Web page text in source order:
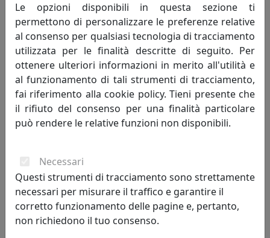
L’azienda, che ha mosso i suoi primi passi nel 2000, oggi
gode sul mercato di una ben precisa ed affermata
posizione, riconoscibile per la sua originalità, costante
innovazione, dinamicità del suo staff, accurato servizio
offerto ai suoi clienti, efficienza e rapidità nella
consegna e al tempestivo servizio di post-vendita. Tutti
ingredienti che hanno fatto di Evviva un marchio
vincente.
cucina cosi come negli altri angoli della casa: le nostre
proposte si rinnovano di anno in anno con nuove ed
esclusive forme dedicate al complemento della tavola,
agli spazi living senza dimenticare gli esterni ed i
momenti conviviali da vivere insieme. Ogni forma,
Le opzioni disponibili in questa sezione ti
permettono di personalizzare le preferenze relative
al consenso per qualsiasi tecnologia di tracciamento
utilizzata per le finalità descritte di seguito. Per
ottenere ulteriori informazioni in merito all'utilità e
al funzionamento di tali strumenti di tracciamento,
fai riferimento alla cookie policy. Tieni presente che
il rifiuto del consenso per una finalità particolare
può rendere le relative funzioni non disponibili.
Necessari
Questi strumenti di tracciamento sono strettamente
necessari per misurare il traffico e garantire il
corretto funzionamento delle pagine e, pertanto,
non richiedono il tuo consenso.